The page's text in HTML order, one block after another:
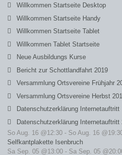
Willkommen Startseite Desktop
Willkommen Startseite Handy
Willkommen Startseite Tablet
Willkommen Tablet Startseite
Neue Ausbildungs Kurse
Bericht zur Schottlandfahrt 2019
Versammlung Ortsvereine Frühjahr
Versammlung Ortsvereine Herbst
Datenschutzerklärung Internetauftritt
Datenschutzerklärung Internetauftritt
So Aug. 16 @12:30 - So Aug. 16
Selfkantplakette Isenbruch
Sa Sep. 05 @13:00 - Sa Sep. 05